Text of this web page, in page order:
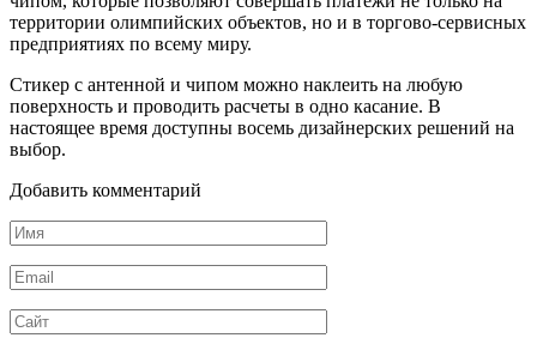
территории олимпийских объектов, но и в торгово-сервисных
предприятиях по всему миру.
Стикер с антенной и чипом можно наклеить на любую
поверхность и проводить расчеты в одно касание. В
настоящее время доступны восемь дизайнерских решений на
выбор.
Добавить комментарий
Имя
*
Email
*
Сайт